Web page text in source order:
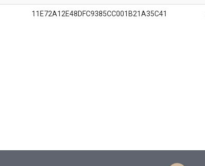
11E72A12E48DFC9385CC001B21A35C41